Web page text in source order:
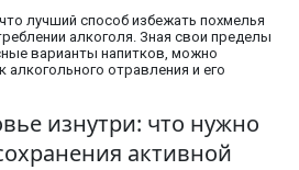
лучший способ избежать похмелья
алкоголя. Зная свои пределы
варианты напитков, можно
алкогольного отравления и его
изнутри: что нужно
активной